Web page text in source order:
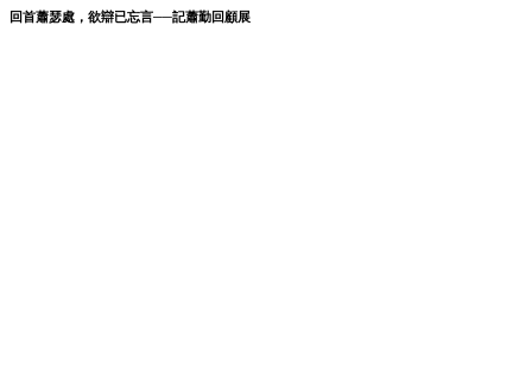
回首蕭瑟處，欲辯已忘言──記蕭勤回顧展